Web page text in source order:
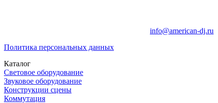
info@american-dj.ru
Политика персональных данных
Каталог
Световое оборудование
Звуковое оборудование
Конструкции сцены
Коммутация